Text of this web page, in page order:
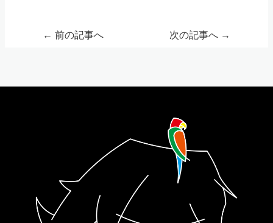
← 前の記事へ 次の記事へ →